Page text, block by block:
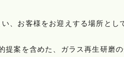
、お客様をお迎えする場所とし
案を含めた、ガラス再生研磨